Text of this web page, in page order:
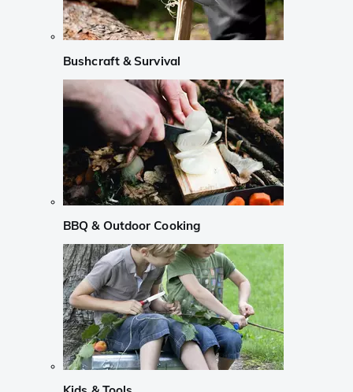
Bushcraft & Survival
BBQ & Outdoor Cooking